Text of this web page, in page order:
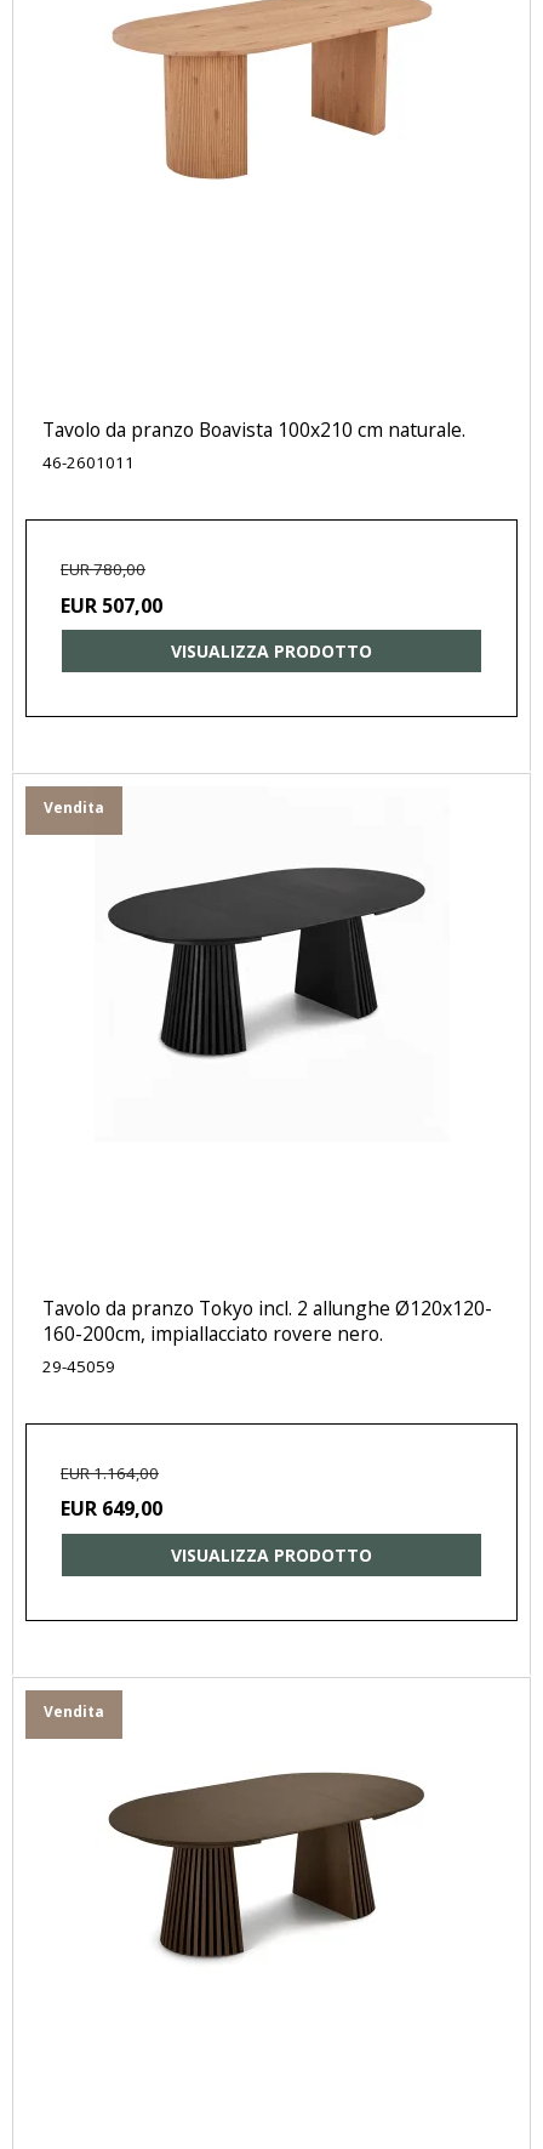
Tavolo da pranzo Boavista 100x210 cm naturale.
46-2601011
EUR 780,00
EUR 507,00
VISUALIZZA PRODOTTO
Vendita
Tavolo da pranzo Tokyo incl. 2 allunghe Ø120x120-
160-200cm, impiallacciato rovere nero.
29-45059
EUR 1.164,00
EUR 649,00
VISUALIZZA PRODOTTO
Vendita